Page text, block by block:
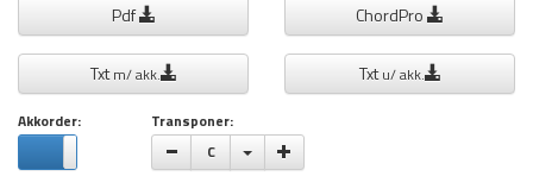
Pdf ChordPro
Txtm/ akk. Txtu/ akk.
Akkorder: Transponer:
C Vælge toneart